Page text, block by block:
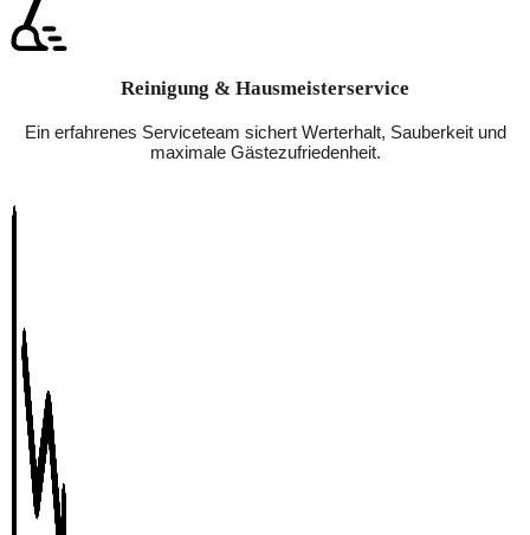
Reinigung & Hausmeisterservice
Ein erfahrenes Serviceteam sichert Werterhalt, Sauberkeit und
maximale Gästezufriedenheit.